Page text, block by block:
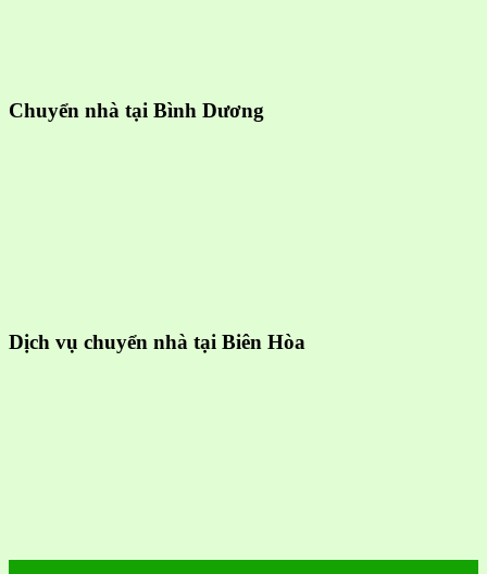
Chuyển nhà tại Bình Dương
Dịch vụ chuyển nhà tại Biên Hòa